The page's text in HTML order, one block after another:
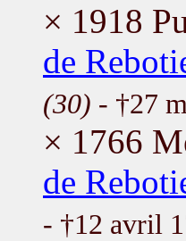
× 1918
de
(30) - †27
× 1766
de
- †12 avril